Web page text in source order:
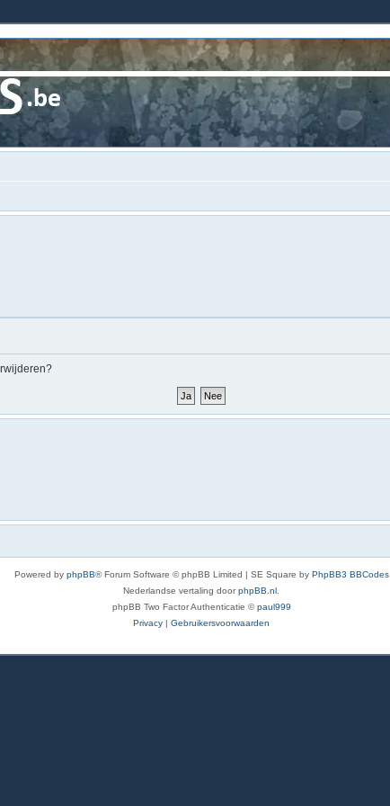
Powered by phpBB® Forum Software © phpBB Limited | SE Square by PhpBB3 BBCodes
Nederlandse vertaling doorphpBB.nl
phpBB Two Factor Authenticatie ©paul999
Privacy | Gebruikersvoorwaarden